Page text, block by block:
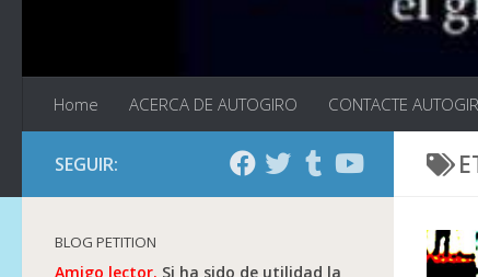
Home ACERCA DE AUTOGIRO CONTACTE
SEGUIR:
BLOG PETITION
Amigo lector. Si ha sido de utilidad la